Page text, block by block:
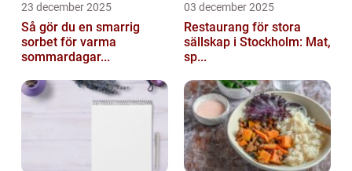
23 december 2025
Så gör du en smarrig
sorbet för varma
sommardagar...
03 december 2025
Restaurang för stora
sällskap i Stockholm: Mat,
sp...